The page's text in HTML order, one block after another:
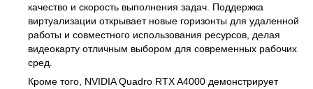
качество и скорость выполнения задач. Поддержка
виртуализации открывает новые горизонты для удаленной
работы и совместного использования ресурсов, делая
видеокарту отличным выбором для современных рабочих
сред.
Кроме того, NVIDIA Quadro RTX A4000 демонстрирует